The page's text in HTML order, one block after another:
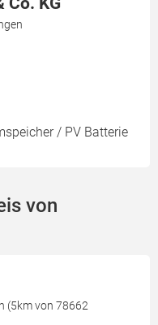
/ PV Batterie
von
(5km von 78662